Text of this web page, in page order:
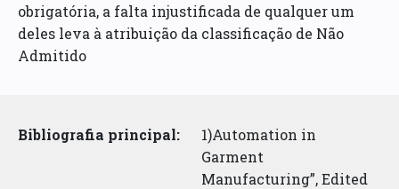
obrigatória, a falta injustificada de qualquer um
deles leva à atribuição da classificação de Não
Admitido
Bibliografia principal:
1)Automation in
Garment
Manufacturing”, Edited